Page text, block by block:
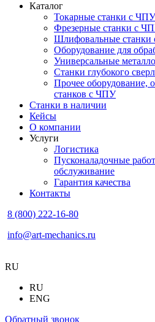
Каталог
Токарные станки с ЧПУ
Фрезерные станки с
Шлифовальные
Оборудование для
Универсальные
Станки глубокого
Прочее оборудование,
станков с ЧПУ
Станки в наличии
Кейсы
О компании
Услуги
Логистика
Пусконаладочные
обслуживание
Гарантия качества
Контакты
8 (800) 222-16-80
info@art-mechanics.ru
RU
RU
ENG
Обратный звонок